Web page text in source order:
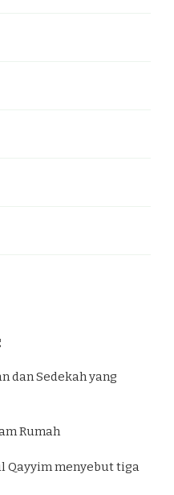
dan Sedekah yang
Rumah
Qayyim menyebut tiga